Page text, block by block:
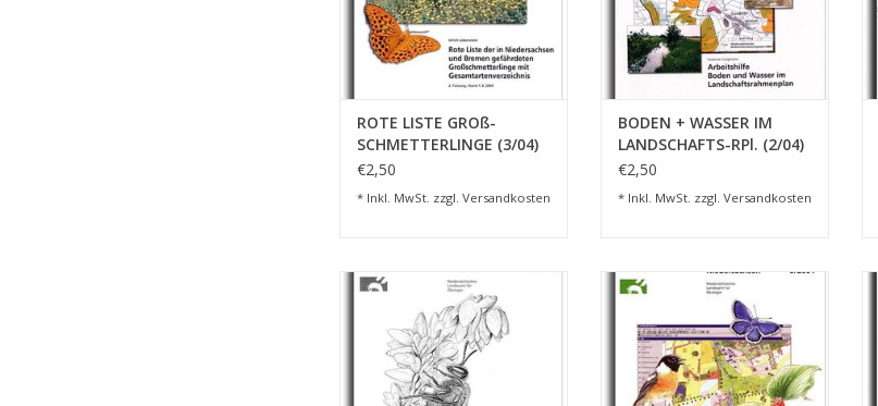
ROTE LISTE GROß-
SCHMETTERLINGE (3/04)
€2,50
* Inkl. MwSt. zzgl. Versandkosten
BODEN + WASSER IM
LANDSCHAFTS-RPl. (2/04)
€2,50
* Inkl. MwSt. zzgl. Versandkosten
ROTE LISTE WILDBIENEN NDS/HB
(3/02)
ZUM WARENKORB HINZUFÜGEN
ARTEN BRAUCHEN DATEN -
ERFASSUNGSPR. (5/01)
ZUM WARENKORB HINZUFÜGEN